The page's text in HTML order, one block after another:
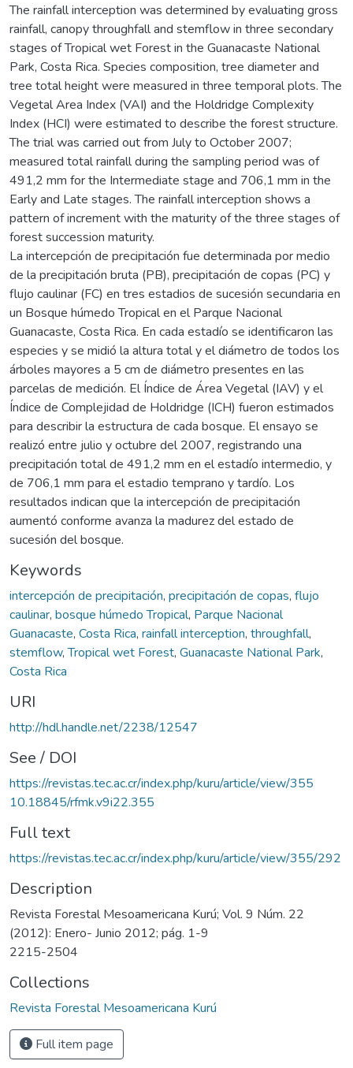
The rainfall interception was determined by evaluating gross
rainfall, canopy throughfall and stemflow in three secondary
stages of Tropical wet Forest in the Guanacaste National
Park, Costa Rica. Species composition, tree diameter and
tree total height were measured in three temporal plots. The
Vegetal Area Index (VAI) and the Holdridge Complexity
Index (HCI) were estimated to describe the forest structure.
The trial was carried out from July to October 2007;
measured total rainfall during the sampling period was of
491,2 mm for the Intermediate stage and 706,1 mm in the
Early and Late stages. The rainfall interception shows a
pattern of increment with the maturity of the three stages of
forest succession maturity.
La intercepción de precipitación fue determinada por medio
de la precipitación bruta (PB), precipitación de copas (PC) y
flujo caulinar (FC) en tres estadios de sucesión secundaria en
un Bosque húmedo Tropical en el Parque Nacional
Guanacaste, Costa Rica. En cada estadío se identificaron las
especies y se midió la altura total y el diámetro de todos los
árboles mayores a 5 cm de diámetro presentes en las
parcelas de medición. El Índice de Área Vegetal (IAV) y el
Índice de Complejidad de Holdridge (ICH) fueron estimados
para describir la estructura de cada bosque. El ensayo se
realizó entre julio y octubre del 2007, registrando una
precipitación total de 491,2 mm en el estadío intermedio, y
de 706,1 mm para el estadio temprano y tardío. Los
resultados indican que la intercepción de precipitación
aumentó conforme avanza la madurez del estado de
sucesión del bosque.
Keywords
intercepción de precipitación, precipitación de copas, flujo
caulinar, bosque húmedo Tropical, Parque Nacional
Guanacaste, Costa Rica, rainfall interception, throughfall,
stemflow,Tropical wet Forest, Guanacaste National Park,
Costa Rica
URI
http://hdl.handle.net/2238/12547
See / DOI
https://revistas.tec.ac.cr/index.php/kuru/article/view/355
10.18845/rfmk.v9i22.355
Full text
https://revistas.tec.ac.cr/index.php/kuru/article/view/355/292
Description
Revista Forestal Mesoamericana Kurú; Vol. 9 Núm. 22
(2012): Enero- Junio 2012; pág. 1-9
2215-2504
Collections
Revista Forestal Mesoamericana Kurú
Full item page